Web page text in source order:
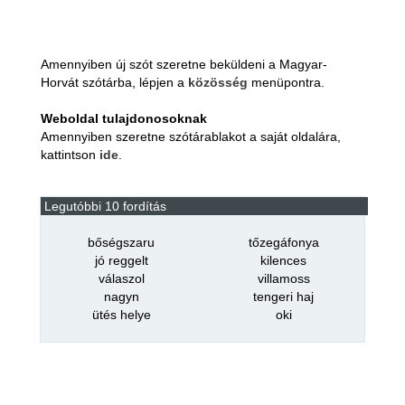
Amennyiben új szót szeretne beküldeni a Magyar-
Horvát szótárba, lépjen a közösség menüpontra.
Weboldal tulajdonosoknak
Amennyiben szeretne szótárablakot a saját oldalára,
kattintson ide.
Legutóbbi 10 fordítás
bőségszaru
tőzegáfonya
jó reggelt
kilences
válaszol
villamoss
nagyn
tengeri haj
ütés helye
oki